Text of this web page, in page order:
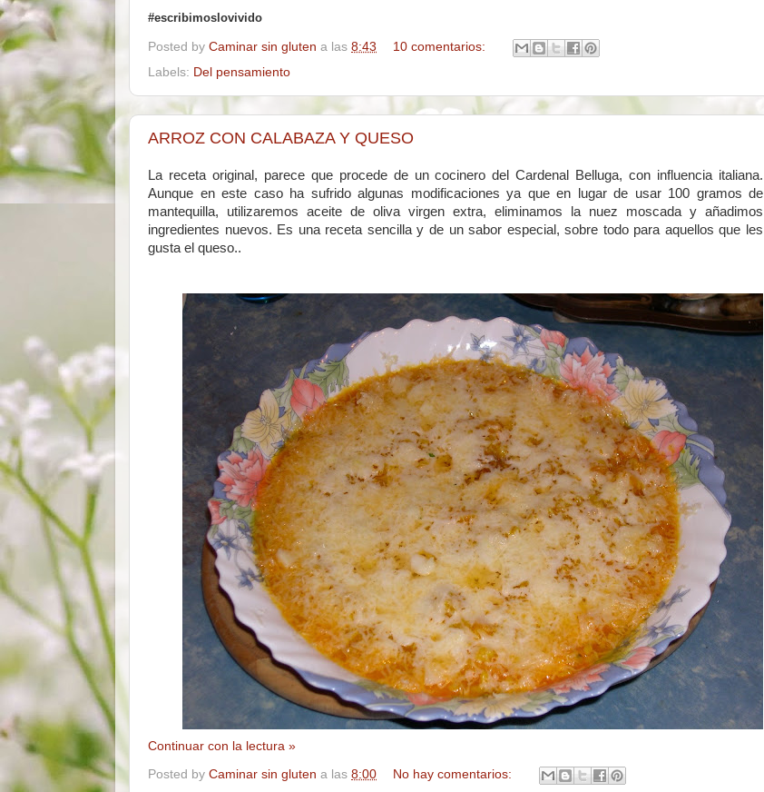
#escribimoslovivido
Posted by Caminar sin gluten a las 8:43
10 comentarios:
Labels: Del pensamiento
ARROZ CON CALABAZA Y QUESO
La receta original, parece que procede de un cocinero del Cardenal Belluga, con influencia italiana.
Aunque en este caso ha sufrido algunas modificaciones ya que en lugar de usar 100 gramos de
mantequilla, utilizaremos aceite de oliva virgen extra, eliminamos la nuez moscada y añadimos
ingredientes nuevos. Es una receta sencilla y de un sabor especial, sobre todo para aquellos que les
gusta el queso..
Continuar con la lectura »
Posted by Caminar sin gluten a las 8:00
No hay comentarios: